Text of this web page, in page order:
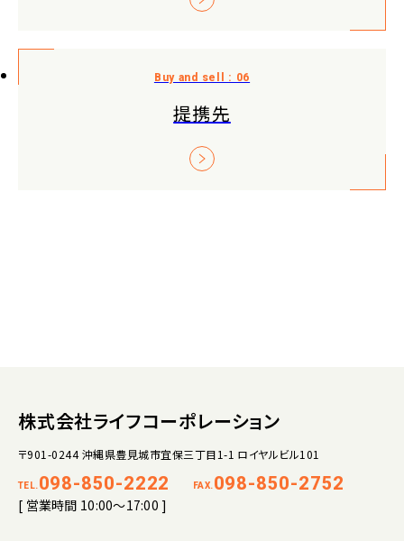
提携先
株式会社ライフコーポレーション
〒901-0244 沖縄県豊見城市宜保三丁目1-1 ロイヤルビル101
TEL. 098-850-2222 FAX. 098-850-2752
[ 営業時間 10:00～17:00 ]